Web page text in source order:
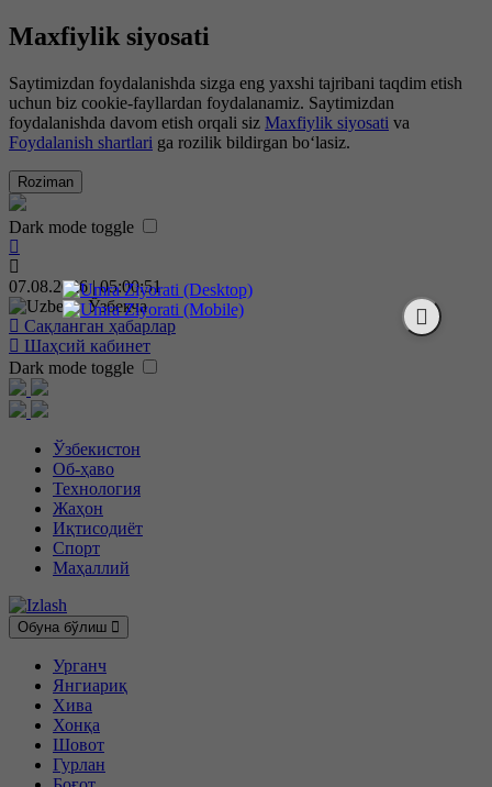
Maxfiylik siyosati
Saytimizdan foydalanishda sizga eng yaxshi tajribani taqdim etish
uchun biz cookie-fayllardan foydalanamiz. Saytimizdan
foydalanishda davom etish orqali siz Maxfiylik siyosati va
Foydalanish shartlari ga rozilik bildirgan bo‘lasiz.
Roziman
Dark mode toggle
07.08.2026 | 05:00:52
Ўзбекча
Сақланган ҳабарлар
Шаҳсий кабинет
Dark mode toggle
Ўзбекистон
Об-ҳаво
Технология
Жаҳон
Иқтисодиёт
Спорт
Маҳаллий
Обуна бўлиш
Урганч
Янгиариқ
Хива
Хонқа
Шовот
Гурлан